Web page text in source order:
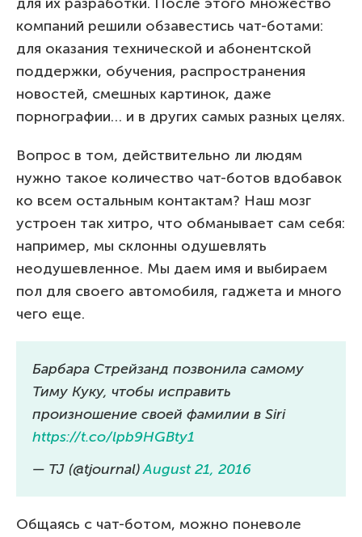
компаний решили обзавестись чат-ботами:
для оказания технической и абонентской
поддержки, обучения, распространения
новостей, смешных картинок, даже
порнографии… и в других самых разных целях.
Вопрос в том, действительно ли людям
нужно такое количество чат-ботов вдобавок
ко всем остальным контактам? Наш мозг
устроен так хитро, что обманывает сам себя:
например, мы склонны одушевлять
неодушевленное. Мы даем имя и выбираем
пол для своего автомобиля, гаджета и много
чего еще.
Барбара Стрейзанд позвонила самому
Тиму Куку, чтобы исправить
произношение своей фамилии в Siri
https://t.co/lpb9HGBty1
— TJ (@tjournal)August 21, 2016
Общаясь с чат-ботом, можно поневоле